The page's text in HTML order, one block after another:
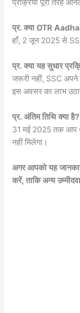
प्रक्रिया पूरी तरह
प्र. क्या OTR
हाँ, 2 जून 2025 से
प्र. क्या यह सुधार
जरूरी नहीं, SSC अपने
इस अवसर का लाभ
प्र. अंतिम तिथि क्या है?
31 मई 2025 तक आप
नहीं मिलेगा।
अगर आपको यह
करें, ताकि अन्य